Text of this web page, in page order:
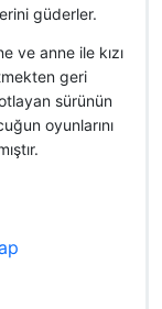
güderler.
ve anne ile kızı
geri
sürünün
oyunlarını